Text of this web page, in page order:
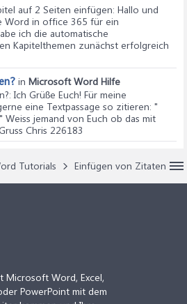
auf 2 Seiten einfügen: Hallo und
Word in office 365 für ein
ich die automatische
Kapitelthemen zunächst erfolgreich
in Microsoft Word Hilfe
: Ich Grüße Euch! Für meine
eine Textpassage so zitieren: "
jemand von Euch ob das mit
Chris 226183
Tutorials Einfügen von Zitaten
Microsoft Word, Excel,
PowerPoint mit dem